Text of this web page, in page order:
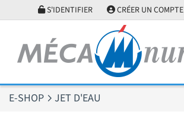
S'IDENTIFIER CRÉER UN COMPTE
E-SHOP JET D'EAU
Panneau de gestion des cookies